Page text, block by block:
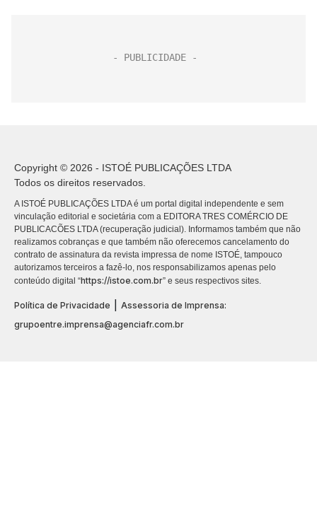
Copyright © 2026 - ISTOÉ PUBLICAÇÕES LTDA
Todos os direitos reservados.
A ISTOÉ PUBLICAÇÕES LTDA é um portal digital independente e sem
vinculação editorial e societária com a EDITORA TRES COMÉRCIO DE
PUBLICACÕES LTDA (recuperação judicial). Informamos também que não
realizamos cobranças e que também não oferecemos cancelamento do
contrato de assinatura da revista impressa de nome ISTOÉ, tampouco
autorizamos terceiros a fazê-lo, nos responsabilizamos apenas pelo
conteúdo digital “https://istoe.com.br” e seus respectivos sites.
Política de Privacidade
Assessoria de Imprensa:
grupoentre.imprensa@agenciafr.com.br